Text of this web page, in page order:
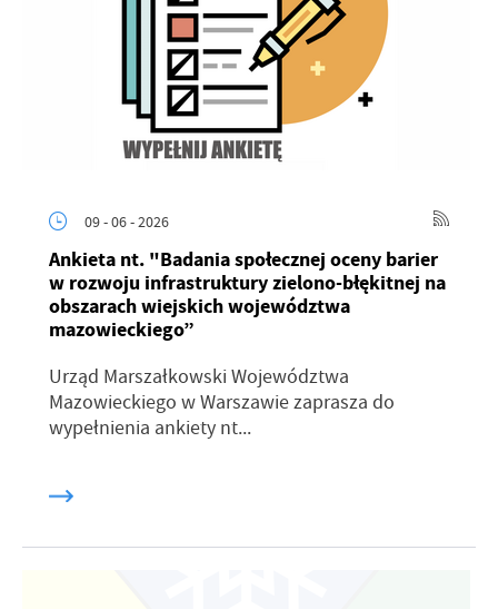
09 - 06 - 2026
Ankieta nt. "Badania społecznej oceny barier
w rozwoju infrastruktury zielono-błękitnej na
obszarach wiejskich województwa
mazowieckiego”
Urząd Marszałkowski Województwa
Mazowieckiego w Warszawie zaprasza do
wypełnienia ankiety nt...